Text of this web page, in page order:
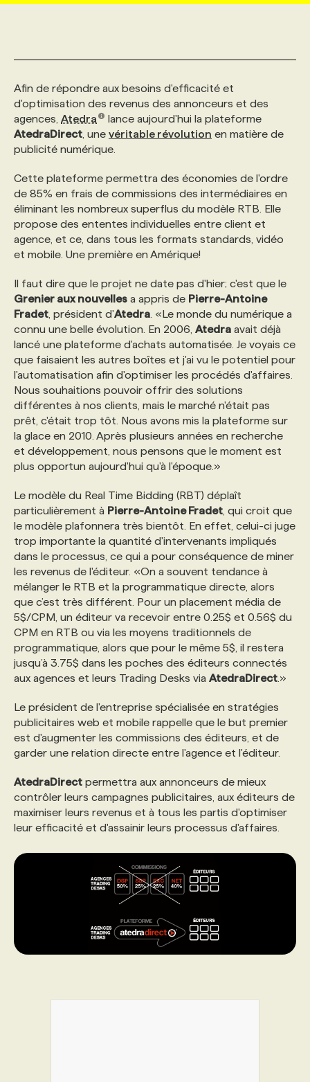
INITIATIVES NUMÉRIQUES
TENDANCES
MARKETING DURABLE
ÉVÉNEMENTIEL
NOS AUTEUR‧RICES
ANNONCEZ AVEC NOUS
PROFIL ENTREPRISE
ANNONCEZ AVEC NOUS
PROFIL CANDIDAT
ANNONCEZ AVEC NOUS
NOS PARCOURS DE FORMATIONS
NOS FORMATEUR‧RICES
POURQUOI CHOISIR NOS FORMATIONS
NOS TARIFS
PROGRAMMES DE SUBVENTIONS
FAQ
ANNONCEZ AVEC NOUS
CHASSE DE TÊTE
SERVICE DE CHASSE DE TÊTE
NOS EXPERTISES
FAQ
ANNONCEZ AVEC NOUS
Afin de répondre aux besoins d'efficacité et
d'optimisation des revenus des annonceurs et des
agences, Atedra
lance aujourd'hui la plateforme
AtedraDirect , une véritable révolution en matière de
publicité numérique.
Cette plateforme permettra des économies de l'ordre
de 85% en frais de commissions des intermédiaires en
éliminant les nombreux superflus du modèle RTB. Elle
propose des ententes individuelles entre client et
agence, et ce, dans tous les formats standards, vidéo
et mobile. Une première en Amérique!
Il faut dire que le projet ne date pas d'hier; c'est que le
Grenier aux nouvelles a appris de Pierre-Antoine
Fradet , président d'Atedra . «Le monde du numérique a
connu une belle évolution. En 2006, Atedra avait déjà
lancé une plateforme d'achats automatisée. Je voyais ce
que faisaient les autres boîtes et j'ai vu le potentiel pour
l'automatisation afin d'optimiser les procédés d'affaires.
Nous souhaitions pouvoir offrir des solutions
différentes à nos clients, mais le marché n'était pas
prêt, c'était trop tôt. Nous avons mis la plateforme sur
la glace en 2010. Après plusieurs années en recherche
et développement, nous pensons que le moment est
plus opportun aujourd'hui qu'à l'époque.»
Le modèle du Real Time Bidding (RBT) déplaît
particulièrement à Pierre-Antoine Fradet , qui croit que
le modèle plafonnera très bientôt. En effet, celui-ci juge
trop importante la quantité d'intervenants impliqués
dans le processus, ce qui a pour conséquence de miner
les revenus de l'éditeur. «On a souvent tendance à
mélanger le RTB et la programmatique directe, alors
que c’est très différent. Pour un placement média de
5$/CPM, un éditeur va recevoir entre 0.25$ et 0.56$ du
CPM en RTB ou via les moyens traditionnels de
programmatique, alors que pour le même 5$, il restera
jusqu’à 3.75$ dans les poches des éditeurs connectés
aux agences et leurs Trading Desks via AtedraDirect .»
Le président de l'entreprise spécialisée en stratégies
publicitaires web et mobile rappelle que le but premier
est d'augmenter les commissions des éditeurs, et de
garder une relation directe entre l'agence et l'éditeur.
AtedraDirect permettra aux annonceurs de mieux
contrôler leurs campagnes publicitaires, aux éditeurs de
maximiser leurs revenus et à tous les partis d'optimiser
leur efficacité et d'assainir leurs processus d'affaires.